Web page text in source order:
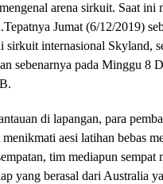
arena sirkuit. Saat ini
Jumat (6/12/2019)
sirkuit internasional Skyland,
sebenarnya pada Minggu 8
di lapangan, para
menikmati aesi latihan bebas
tim mediapun sempat
yang berasal dari Australia